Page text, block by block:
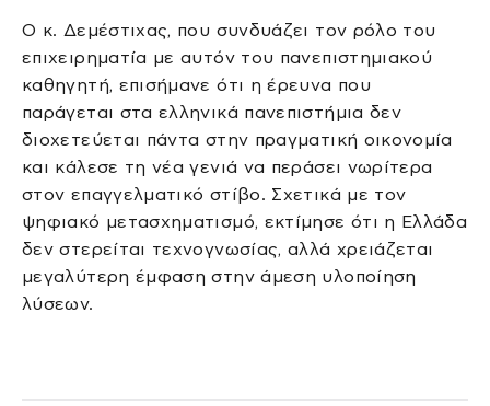
Ο κ. Δεμέστιχας, που συνδυάζει τον ρόλο του
επιχειρηματία με αυτόν του πανεπιστημιακού
καθηγητή, επισήμανε ότι η έρευνα που
παράγεται στα ελληνικά πανεπιστήμια δεν
διοχετεύεται πάντα στην πραγματική οικονομία
και κάλεσε τη νέα γενιά να περάσει νωρίτερα
στον επαγγελματικό στίβο. Σχετικά με τον
ψηφιακό μετασχηματισμό, εκτίμησε ότι η Ελλάδα
δεν στερείται τεχνογνωσίας, αλλά χρειάζεται
μεγαλύτερη έμφαση στην άμεση υλοποίηση
λύσεων.